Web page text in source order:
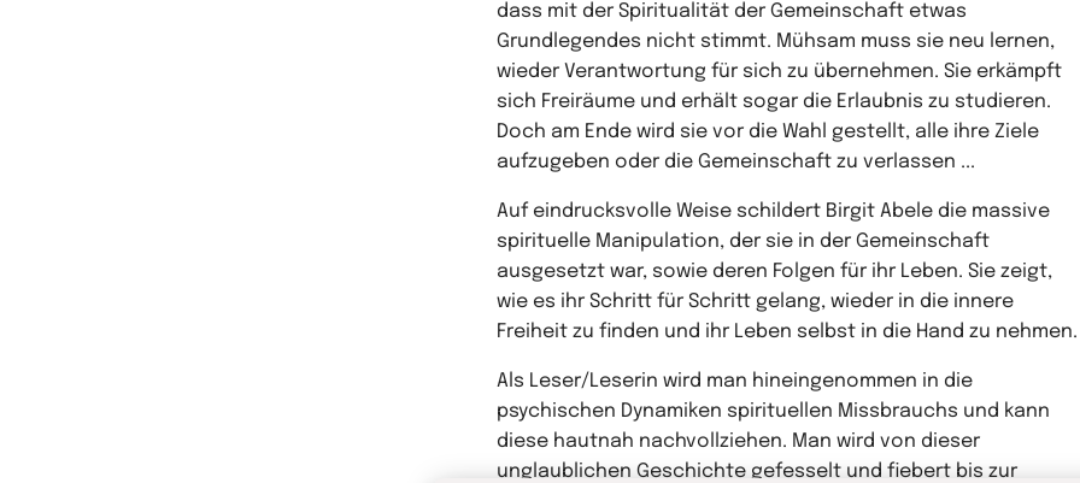
dass mit der Spiritualität der Gemeinschaft etwas
Grundlegendes nicht stimmt. Mühsam muss sie neu lernen,
wieder Verantwortung für sich zu übernehmen. Sie erkämpft
sich Freiräume und erhält sogar die Erlaubnis zu studieren.
Doch am Ende wird sie vor die Wahl gestellt, alle ihre Ziele
aufzugeben oder die Gemeinschaft zu verlassen ...
Auf eindrucksvolle Weise schildert Birgit Abele die massive
spirituelle Manipulation, der sie in der Gemeinschaft
ausgesetzt war, sowie deren Folgen für ihr Leben. Sie zeigt,
wie es ihr Schritt für Schritt gelang, wieder in die innere
Freiheit zu finden und ihr Leben selbst in die Hand zu nehmen.
Als Leser/Leserin wird man hineingenommen in die
psychischen Dynamiken spirituellen Missbrauchs und kann
diese hautnah nachvollziehen. Man wird von dieser
unglaublichen Geschichte gefesselt und fiebert bis zur